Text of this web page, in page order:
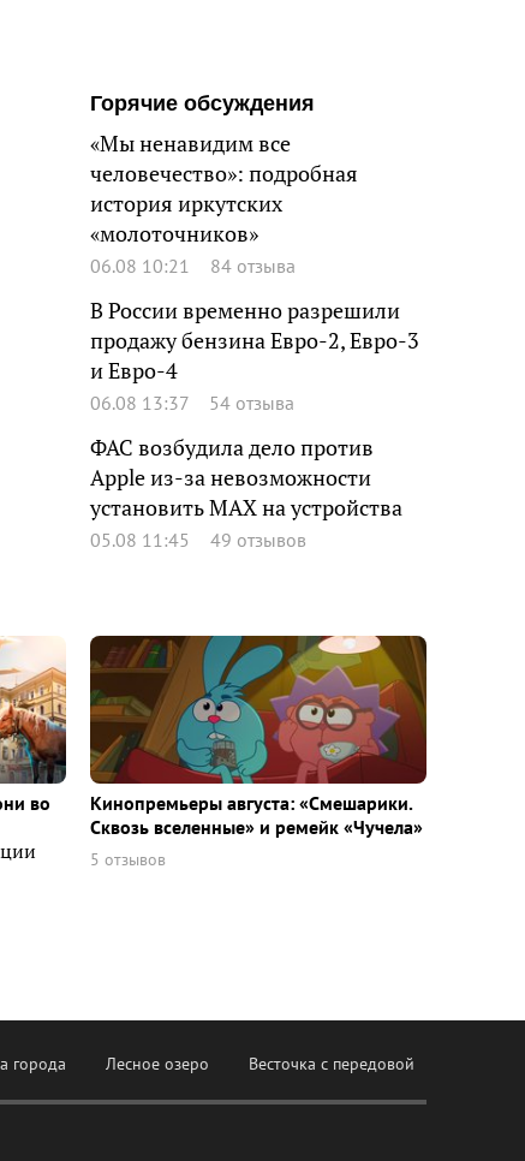
Горячие обсуждения
«Мы ненавидим все
человечество»: подробная
история иркутских
«молоточников»
06.08 10:21 84 отзыва
В России временно разрешили
продажу бензина Евро-2, Евро-3
и Евро-4
06.08 13:37 54 отзыва
ФАС возбудила дело против
Apple из-за невозможности
установить MAX на устройства
05.08 11:45 49 отзывов
во
Кинопремьеры августа: «Смешарики.
Сквозь вселенные» и ремейк «Чучела»
5 отзывов
города Лесное озеро Весточка с передовой